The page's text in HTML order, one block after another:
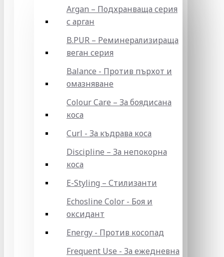
Argan – Подхранваща серия
с арган
B.PUR – Реминерализираща
веган серия
Balance - Против пърхот и
омазняване
Colour Care – За боядисана
коса
Curl - За къдрава коса
Discipline – За непокорна
коса
E-Styling – Стилизанти
Echosline Color - Боя и
оксидант
Energy - Против косопад
Frequent Use - За ежедневна